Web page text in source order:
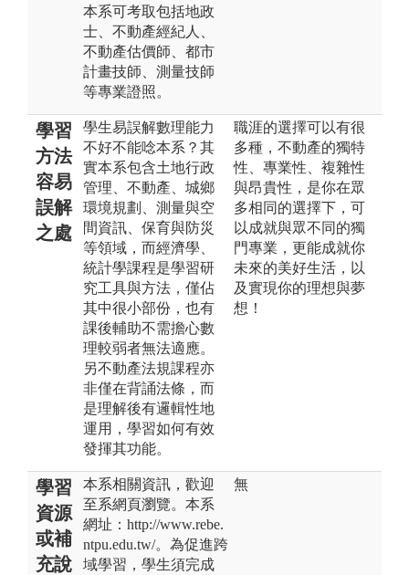
本系可考取包括地政
士、不動產經紀人、
不動產估價師、都市
計畫技師、測量技師
等專業證照。
學習
方法
容易
誤解
之處
學生易誤解數理能力
不好不能唸本系？其
實本系包含土地行政
管理、不動產、城鄉
環境規劃、測量與空
間資訊、保育與防災
等領域，而經濟學、
統計學課程是學習研
究工具與方法，僅佔
其中很小部份，也有
課後輔助不需擔心數
理較弱者無法適應。
另不動產法規課程亦
非僅在背誦法條，而
是理解後有邏輯性地
運用，學習如何有效
發揮其功能。
職涯的選擇可以有很
多種，不動產的獨特
性、專業性、複雜性
與昂貴性，是你在眾
多相同的選擇下，可
以成就與眾不同的獨
門專業，更能成就你
未來的美好生活，以
及實現你的理想與夢
想！
學習
資源
或補
充說
本系相關資訊，歡迎
至系網頁瀏覽。本系
網址：http://www.rebe.
ntpu.edu.tw/。為促進跨
域學習，學生須完成
無